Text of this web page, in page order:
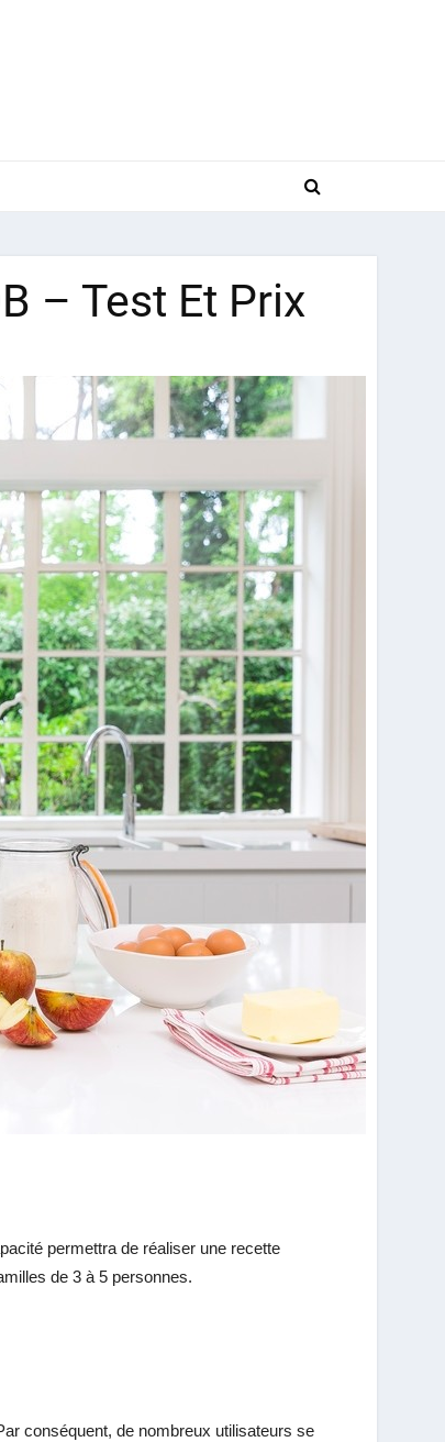
– Test Et Prix
permettra de réaliser une recette
de 3 à 5 personnes.
conséquent, de nombreux utilisateurs se